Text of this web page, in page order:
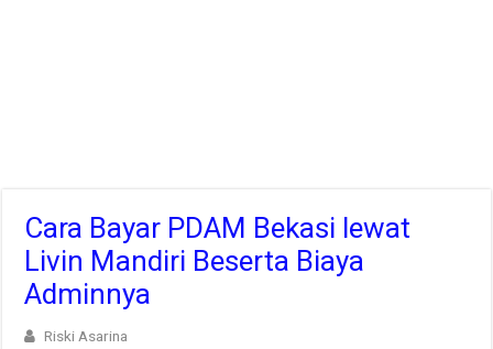
Cara Bayar PDAM Bekasi lewat
Livin Mandiri Beserta Biaya
Adminnya
Riski Asarina